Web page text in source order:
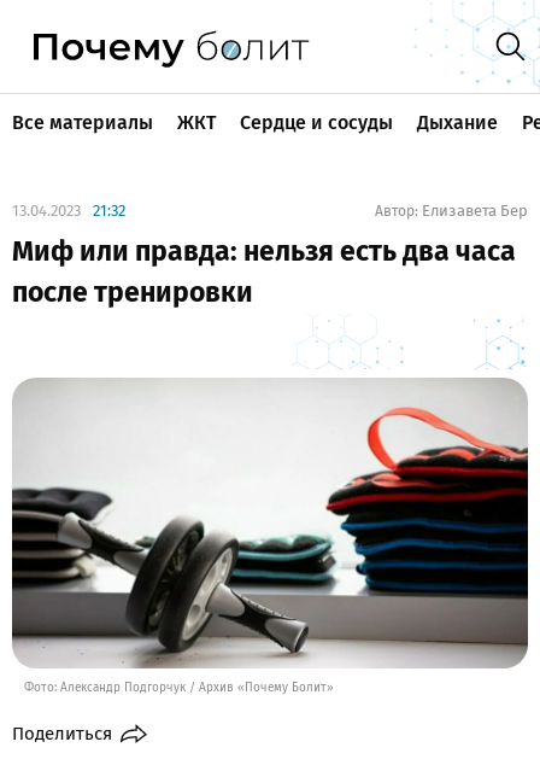
Все материалы ЖКТ Сердце и сосуды Дыхание
13.04.2023 21:32 Автор: Елизавета Бер
Миф или правда: нельзя есть два часа
после тренировки
Фото: Александр Подгорчук / Архив «Почему Болит»
Поделиться